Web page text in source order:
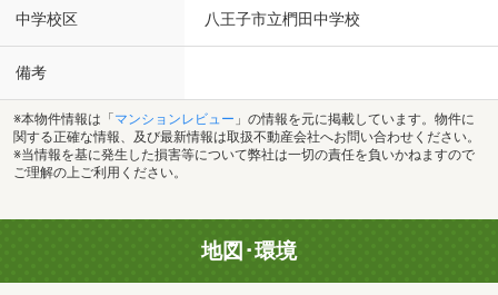
中学校区 八王子市立椚田中学校
備考
※本物件情報は「 マンションレビュー 」の情報を元に掲載しています。物件に
関する正確な情報、及び最新情報は取扱不動産会社へお問い合わせください。
※当情報を基に発生した損害等について弊社は一切の責任を負いかねますので
ご理解の上ご利用ください。
地図･環境